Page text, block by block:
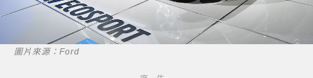
圖片來源：Ford